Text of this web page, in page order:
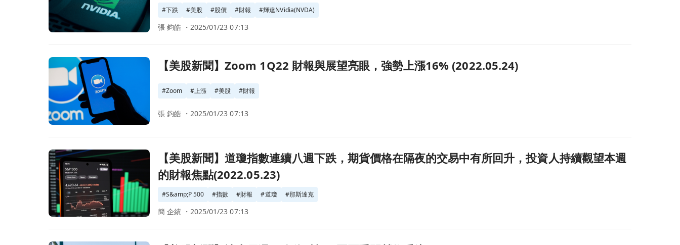
#下跌 #美股 #股價 #財報 #輝達NVidia(NVDA)
張 鈞皓 ・2025/01/23 07:13
前往【美股新聞】Zoom 1Q22 財報與展望亮眼，強勢上漲16% (2022.05.24)頁面
【美股新聞】Zoom 1Q22 財報與展望亮眼，強勢上漲16% (2022.05.24)
#Zoom #上漲 #美股 #財報
張 鈞皓 ・2025/01/23 07:13
前往【美股新聞】道瓊指數連續八週下跌，期貨價格在隔夜的交易中有所回升，投資人持續觀望本週的財報焦點(2022.05.23)頁面
【美股新聞】道瓊指數連續八週下跌，期貨價格在隔夜的交易中有所回升，投資人持續觀望本週
的財報焦點(2022.05.23)
#S&amp;P 500 #指數 #財報 #道瓊 #那斯達克
簡 企績 ・2025/01/23 07:13